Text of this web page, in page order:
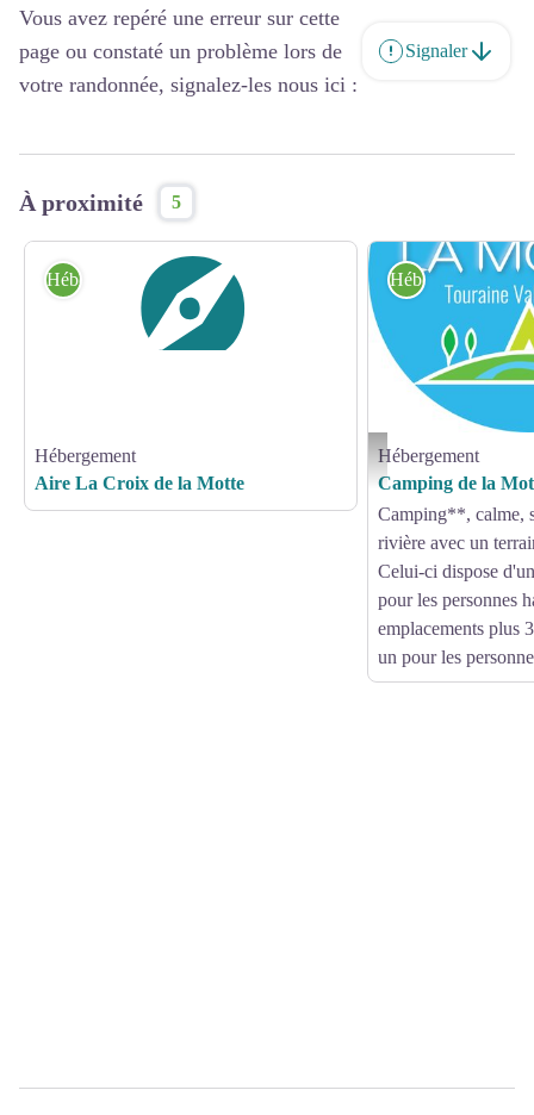
Vous avez repéré une erreur sur cette
page ou constaté un problème lors de
votre randonnée, signalez-les nous ici :
Signaler
À proximité 5
Hébergement
Hébergement
Aire La Croix de la Motte
Camping de la Motte -
Hébergement
Hébergement
Camping de la
Camping**, calme,
rivière avec un
Celui-ci dispose
pour les personnes
emplacements plus
un pour les